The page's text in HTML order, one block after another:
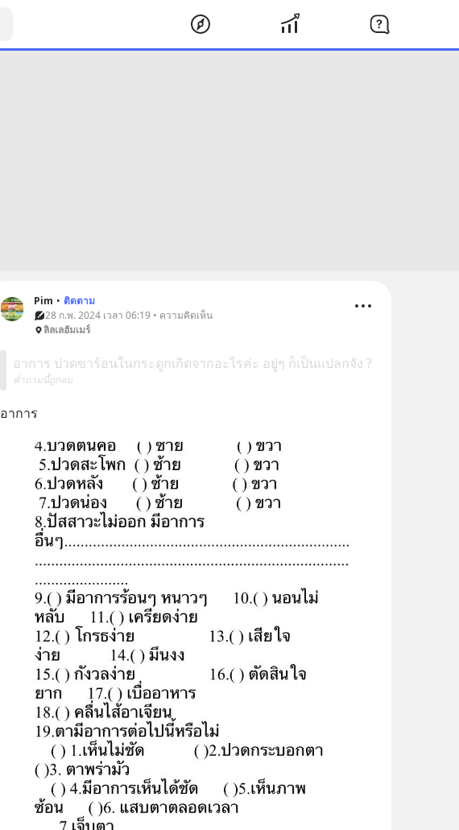
Pim • ติดตาม
28 ก.พ. 2024 เวลา 06:19 • ความคิดเห็น
ลิลเลฮัมเมร์
อาการ ปวดขาร้อนในกระดูกเกิดจากอะไรค่ะ อยู่ๆ ก็เป็นแปลกจัง ?
คำถามนี้ถูกลบ
อาการ